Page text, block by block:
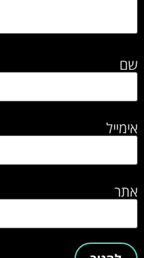
שם
אימייל
אתר